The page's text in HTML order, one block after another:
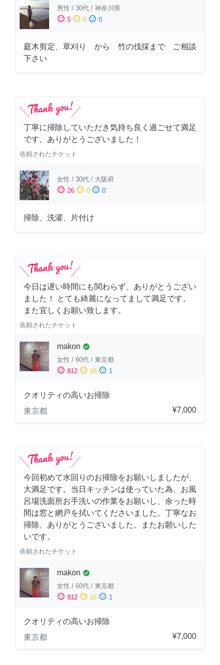
男性 / 30代 / 神奈川県
sentiment_satisfied 5 sentiment_neutral 0 sentiment_dissatisfied 0
庭木剪定、草刈り から 竹の伐採まで ご相談
下さい
丁寧に掃除していただき気持ち良く過ごせて満足
です。ありがとうございました！
依頼されたチケット
女性 / 30代 / 大阪府
sentiment_satisfied 26 sentiment_neutral 0 sentiment_dissatisfied 0
掃除、洗濯、片付け
今日は遅い時間にも関わらず、ありがとうござい
ました！ とても綺麗になってまして満足です。
また宜しくお願い致します。
依頼されたチケット
makon check_circle
女性 / 60代 / 東京都
sentiment_satisfied 812 sentiment_neutral 16 sentiment_dissatisfied 1
クオリティの高いお掃除
東京都
¥7,000
今回初めて水回りのお掃除をお願いしましたが、
大満足です。当日キッチンは使っていた為、お風
呂場洗面所お手洗いの作業をお願いし、余った時
間は窓と網戸を拭いてくださいました。丁寧なお
掃除、ありがとうございました。またお願いした
いです。
依頼されたチケット
makon check_circle
女性 / 60代 / 東京都
sentiment_satisfied 812 sentiment_neutral 16 sentiment_dissatisfied 1
クオリティの高いお掃除
東京都
¥7,000